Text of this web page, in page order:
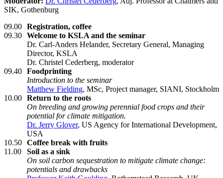
SIK, Gothenburg
09.00 Registration, coffee
09.30 Welcome to KSLA and the seminar
Dr. Carl-Anders Helander, Secretary General, Managing
Director, KSLA
Dr. Christel Cederberg, moderator
09.40 Foodprinting
Introduction to the seminar
Matthew Fielding, MSc, Project manager, SIANI, Stockholm
10.00 Return to the roots
On breeding and growing perennial food crops and their
potential for climate mitigation.
Dr. Jerry Glover, US Agency for International Development,
USA
10.50 Coffee break with fruits
11.00
Soil as a sink
On soil carbon sequestration to mitigate climate change:
potentials and drawbacks